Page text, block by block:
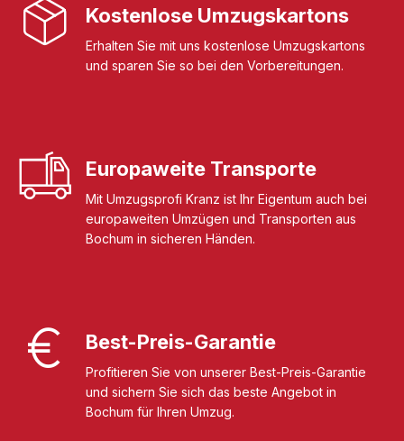
Kostenlose Umzugskartons
Erhalten Sie mit uns kostenlose Umzugskartons
und sparen Sie so bei den Vorbereitungen.
Europaweite Transporte
Mit Umzugsprofi Kranz ist Ihr Eigentum auch bei
europaweiten Umzügen und Transporten aus
Bochum in sicheren Händen.
Best-Preis-Garantie
Profitieren Sie von unserer Best-Preis-Garantie
und sichern Sie sich das beste Angebot in
Bochum für Ihren Umzug.